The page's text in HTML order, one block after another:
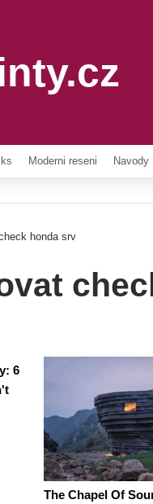
Moderni reseni Navody
honda srv